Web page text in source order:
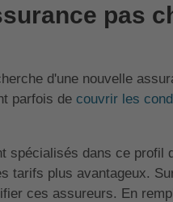
pas
d'une nouvelle
parfois de couvrir les
spécialisés dans ce profil
tarifs plus avantageux.
ces assureurs. En